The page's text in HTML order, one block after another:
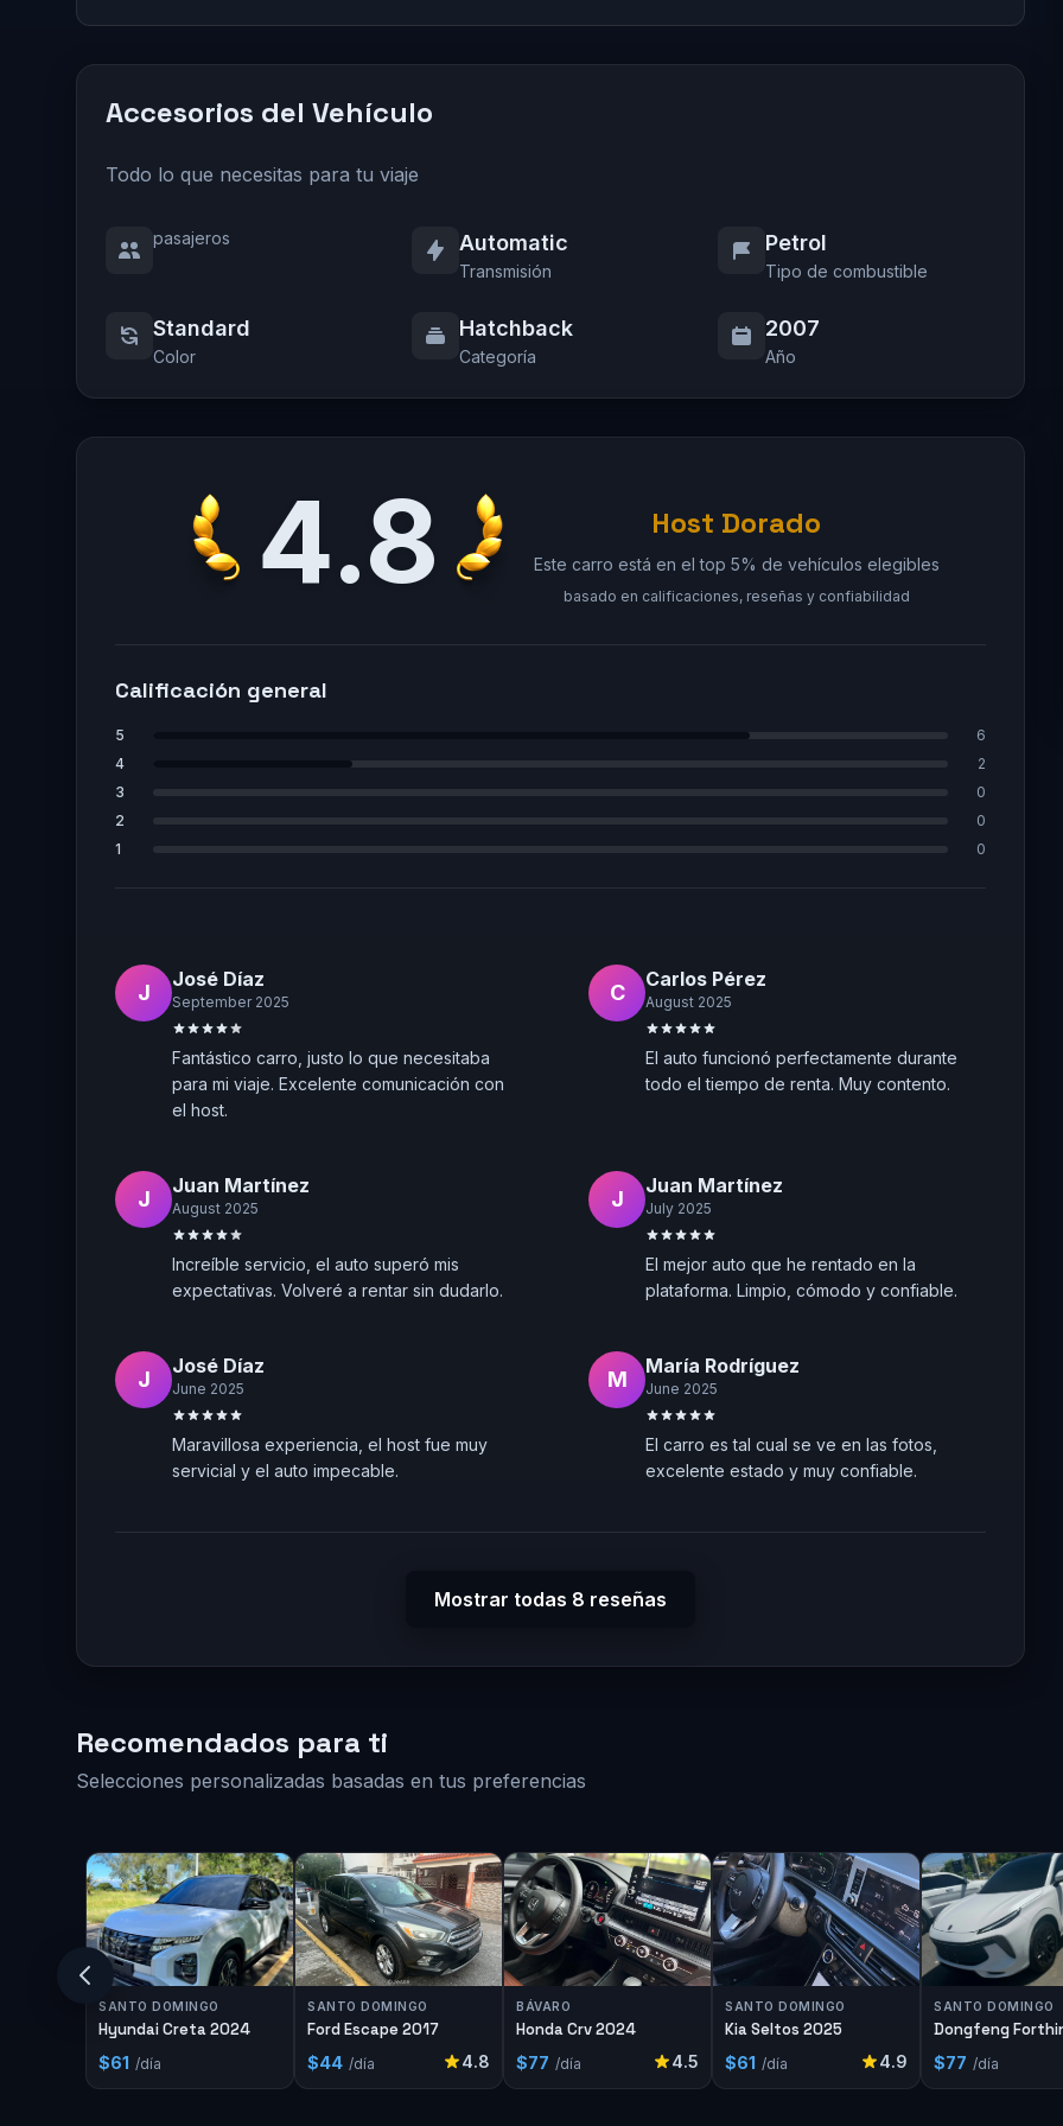
Accesorios del Vehículo
Todo lo que necesitas para tu viaje
pasajeros Automatic
Transmisión
Petrol
Tipo de combustible
Standard
Color
Hatchback
Categoría
2007
Año
4.8 Host Dorado
Este carro está en el top 5% de vehículos elegibles
basado en calificaciones, reseñas y confiabilidad
Calificación general
5
6
4
2
3
0
2
0
1
0
J
José Díaz
September 2025
Fantástico carro, justo lo que necesitaba
para mi viaje. Excelente comunicación con
el host.
C
Carlos Pérez
August 2025
El auto funcionó perfectamente durante
todo el tiempo de renta. Muy contento.
J
Juan Martínez
August 2025
Increíble servicio, el auto superó mis
expectativas. Volveré a rentar sin dudarlo.
J
Juan Martínez
July 2025
El mejor auto que he rentado en la
plataforma. Limpio, cómodo y confiable.
J
José Díaz
June 2025
Maravillosa experiencia, el host fue muy
servicial y el auto impecable.
M
María Rodríguez
June 2025
El carro es tal cual se ve en las fotos,
excelente estado y muy confiable.
Mostrar todas 8 reseñas
Recomendados para ti
Selecciones personalizadas basadas en tus preferencias
SANTO DOMINGO
Hyundai Creta 2024
$61 /día
SANTO DOMINGO
Ford Escape 2017
$44 /día 4.8
BÁVARO
Honda Crv 2024
$77 /día 4.5
SANTO DOMINGO
Kia Seltos 2025
$61 /día 4.9
SANTO DOMINGO
Dongfeng
2025
$77 /día